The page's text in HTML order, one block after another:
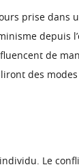
prise
depuis
de
des
Le